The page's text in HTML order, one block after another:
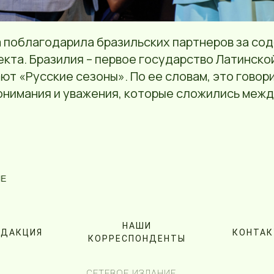
бразильских партнеров за
Бразилия – первое государство
«Русские сезоны». По ее словам, это
и уважения, которые сложились
НАШИ
КОРРЕСПОНДЕНТЫ